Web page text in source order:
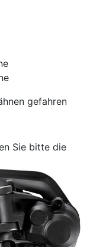
gefahren
Sie bitte die